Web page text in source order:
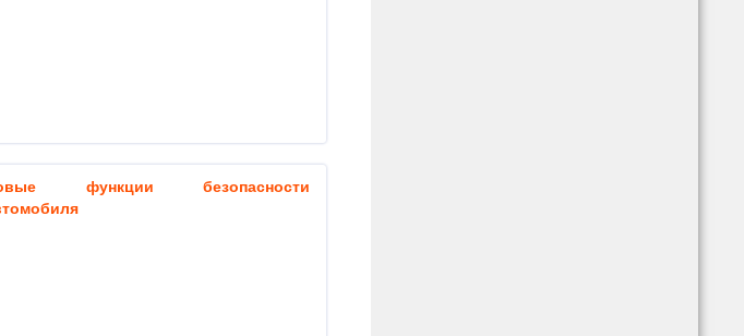
функции безопасности